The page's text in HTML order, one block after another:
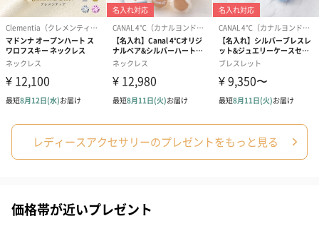
コットン巾着 【誕生
日】（グレー）S（550
円）
コットン巾着 【誕生
日】（スモーキーピン
ク）S（550円）
コットン巾着
とう】 S（550
結婚祝いちょい足しギフト
ションをご用意いたしました。
商品と同梱してお届けいたします。
レディースアクセサリーのプレゼントをもっと見る
価格帯が近いプレゼント